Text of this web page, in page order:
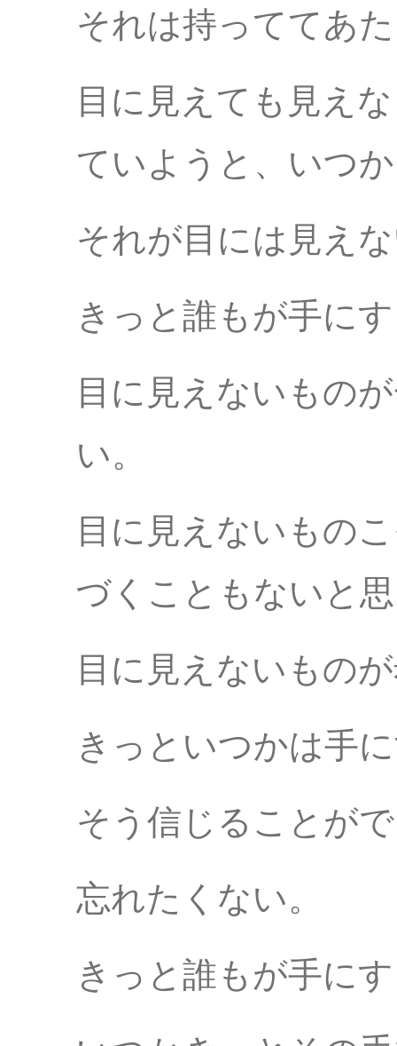
それは持っててあ
目に見えても見え
ていようと、いつ
それが目には見え
きっと誰もが手に
目に見えないもの
い。
目に見えないもの
づくこともないと
目に見えないもの
きっといつかは手
そう信じることが
忘れたくない。
きっと誰もが手に